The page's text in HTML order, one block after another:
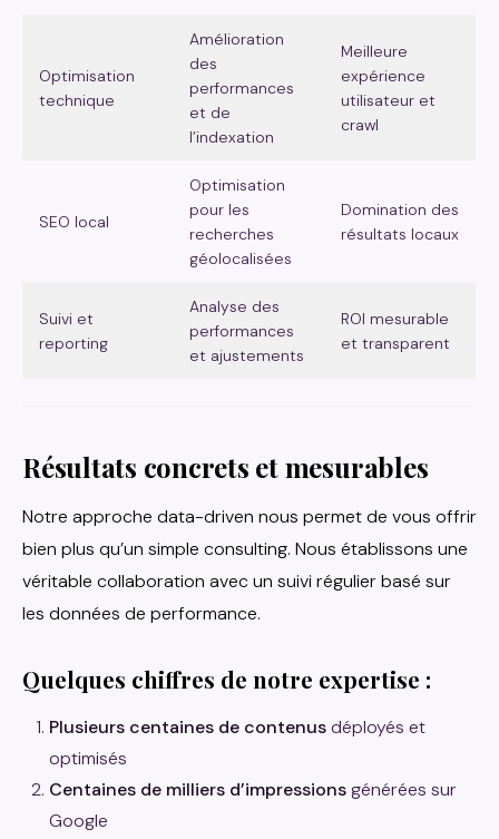
Optimisation
technique
Amélioration
des
performances
et de
l’indexation
Meilleure
expérience
utilisateur et
crawl
SEO local
Optimisation
pour les
recherches
géolocalisées
Domination des
résultats locaux
Suivi et
reporting
Analyse des
performances
et ajustements
ROI mesurable
et transparent
Résultats concrets et mesurables
Notre approche data-driven nous permet de vous offrir
bien plus qu’un simple consulting. Nous établissons une
véritable collaboration avec un suivi régulier basé sur
les données de performance.
Quelques chiffres de notre expertise :
Plusieurs centaines de contenusdéployés et
optimisés
Centaines de milliers d’impressionsgénérées sur
Google